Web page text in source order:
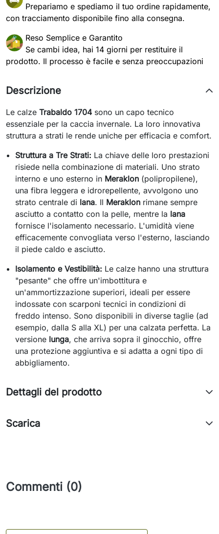
Prepariamo e spediamo il tuo ordine rapidamente,
con tracciamento disponibile fino alla consegna.
Reso Semplice e Garantito
Se cambi idea, hai 14 giorni per restituire il
prodotto. Il processo è facile e senza preoccupazioni
Descrizione
Le calze Trabaldo 1704 sono un capo tecnico
essenziale per la caccia invernale. La loro innovativa
struttura a strati le rende uniche per efficacia e comfort.
Struttura a Tre Strati: La chiave delle loro prestazioni
risiede nella combinazione di materiali. Uno strato
interno e uno esterno in Meraklon (polipropilene),
una fibra leggera e idrorepellente, avvolgono uno
strato centrale di lana. Il Meraklon rimane sempre
asciutto a contatto con la pelle, mentre la lana
fornisce l'isolamento necessario. L'umidità viene
efficacemente convogliata verso l'esterno, lasciando
il piede caldo e asciutto.
Isolamento e Vestibilità: Le calze hanno una struttura
"pesante" che offre un'imbottitura e
un'ammortizzazione superiori, ideali per essere
indossate con scarponi tecnici in condizioni di
freddo intenso. Sono disponibili in diverse taglie (ad
esempio, dalla S alla XL) per una calzata perfetta. La
versione lunga, che arriva sopra il ginocchio, offre
una protezione aggiuntiva e si adatta a ogni tipo di
abbigliamento.
Dettagli del prodotto
Scarica
Commenti (0)